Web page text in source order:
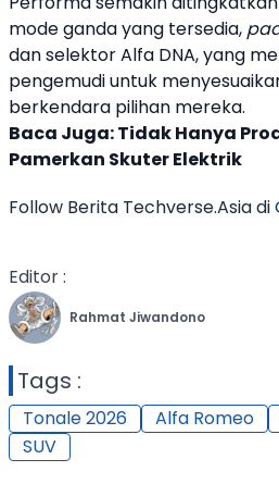
mode ganda yang tersedia,
dan selektor Alfa DNA, yang
pengemudi untuk
berkendara pilihan mereka.
Baca Juga:Tidak Hanya
Pamerkan Skuter Elektrik
Follow Berita Techverse.Asia di
Editor :
Rahmat Jiwandono
Tags :
Tonale 2026 Alfa Romeo
SUV